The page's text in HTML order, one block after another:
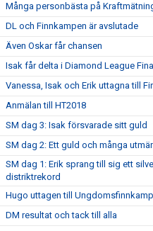
Många personbästa på
DL och Finnkampen är avslutade
Även Oskar får chansen
Isak får delta i Diamond League Final
Vanessa, Isak och Erik uttagna till
Anmälan till HT2018
SM dag 3: Isak försvarade sitt guld
SM dag 2: Ett guld och många
SM dag 1: Erik sprang till sig ett
distriktrekord
Hugo uttagen till
DM resultat och tack till alla